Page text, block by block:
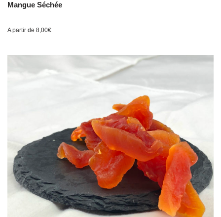
Mangue Séchée
A partir de 8,00€